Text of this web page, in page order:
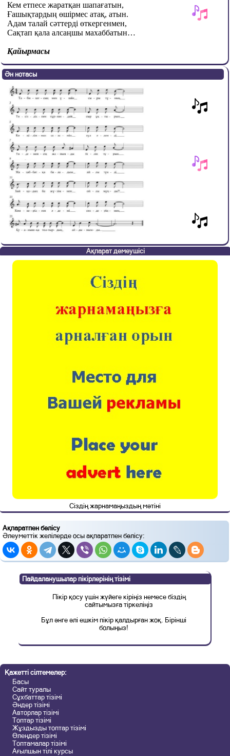
Кем етпесе жаратқан шапағатын,
Ғашықтардың өшірмес атақ, атын.
Адам талай сәттерді өткергенмен,
Сақтап қала алсаңшы махаббатын…
Қайырмасы
Ән нотасы
Ақпарат демеушісі
Сіздің жарнамаңыздың мәтіні
Ақпаратпен бөлісу
Әлеуметтік желілерде осы ақпаратпен бөлісу:
Пайдаланушылар пікірлерінің тізімі
Пікір қосу үшін жүйеге кіріңіз немесе біздің
сайтымызға тіркеліңіз
Бұл әнге әлі ешкім пікір қалдырған жоқ. Бірінші
болыңыз!
Қажетті сілтемелер:
Басы
Сайт туралы
Сұхбаттар тізімі
Әндер тізімі
Авторлар тізімі
Топтар тізімі
Жұздызды топтар тізімі
Өлеңдер тізімі
Топтамалар тізімі
Ағылшын тілі курсы